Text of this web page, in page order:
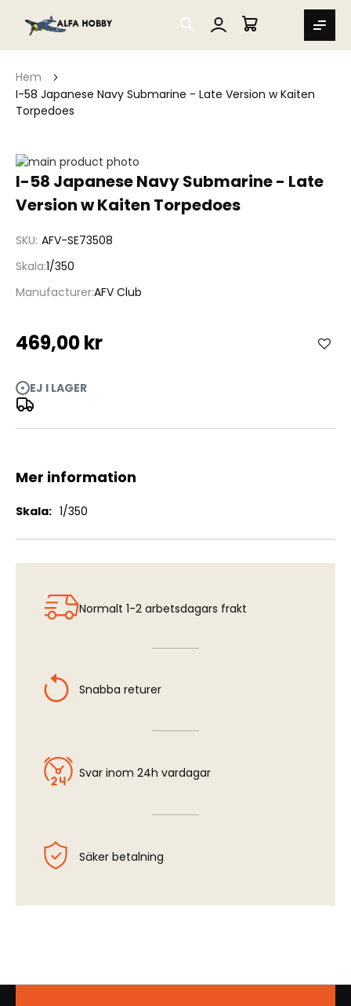
SEARCH
MIN VARUKORG
Hem
I-58 Japanese Navy Submarine - Late Version w Kaiten
Torpedoes
I-58 Japanese Navy Submarine - Late
Version w Kaiten Torpedoes
SKU AFV-SE73508
Skala 1/350
ManufacturerAFV Club
469,00 kr
EJ I LAGER
Hoppa
till
av
I-58 Japanese Navy Submarine - Late Version w Kaiten
Hoppa
början
bildgalleriet
Mer information
Mer
1/350
Normalt 1-2 arbetsdagars frakt
Snabba returer
Svar inom 24h vardagar
Säker betalning